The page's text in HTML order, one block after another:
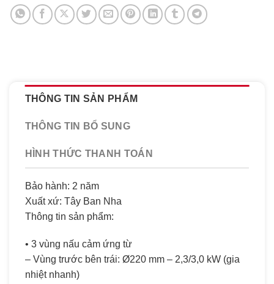
THÔNG TIN SẢN PHẨM
THÔNG TIN BỔ SUNG
HÌNH THỨC THANH TOÁN
Bảo hành: 2 năm
Xuất xứ: Tây Ban Nha
Thông tin sản phẩm:
• 3 vùng nấu cảm ứng từ
– Vùng trước bên trái: Ø220 mm – 2,3/3,0 kW (gia
nhiệt nhanh)